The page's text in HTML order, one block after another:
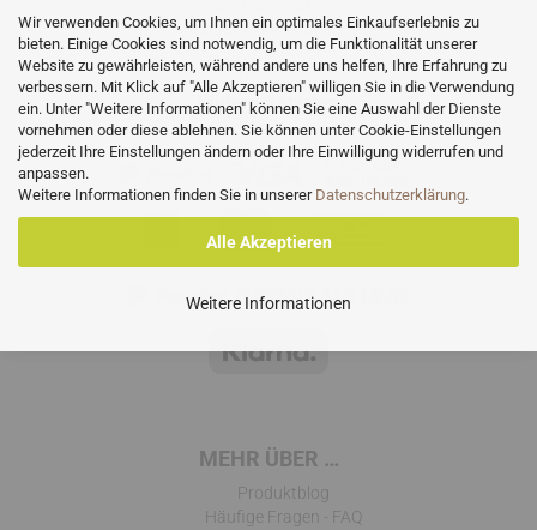
Wir verwenden Cookies, um Ihnen ein optimales Einkaufserlebnis zu
bieten. Einige Cookies sind notwendig, um die Funktionalität unserer
Website zu gewährleisten, während andere uns helfen, Ihre Erfahrung zu
verbessern. Mit Klick auf "Alle Akzeptieren" willigen Sie in die Verwendung
ein. Unter "Weitere Informationen" können Sie eine Auswahl der Dienste
vornehmen oder diese ablehnen. Sie können unter Cookie-Einstellungen
jederzeit Ihre Einstellungen ändern oder Ihre Einwilligung widerrufen und
anpassen.
Weitere Informationen finden Sie in unserer Datenschutzerklärung.
Alle Akzeptieren
Weitere Informationen
Privatsphäre und Datenschutz
AGB
Cookie Einstellungen
Widerruf starten
MEHR ÜBER …
Produktblog
Häufige Fragen - FAQ